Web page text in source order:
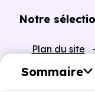
Sommaire
Notre
Plan du site